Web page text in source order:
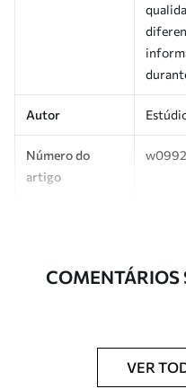
Autor
Número do
artigo
rolos
COMENTÁRIOS
VER